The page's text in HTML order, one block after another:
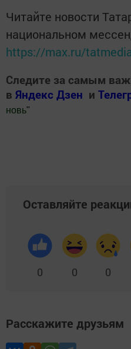
Читайте новости
национальном
https://max.ru/
Следите за самым
в Яндекс Дзен и
новь"
Оставляйте
0 0 0
Расскажите друзьям